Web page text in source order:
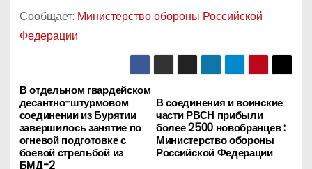
Сообщает: Министерство обороны Российской
Федерации
Н
а
в
В соединения и воинские
части РВСН прибыли
более 2500 новобранцев :
Министерство обороны
Российской Федерации
В отдельном гвардейском
десантно-штурмовом
соединении из Бурятии
завершилось занятие по
огневой подготовке с
боевой стрельбой из
БМД-2